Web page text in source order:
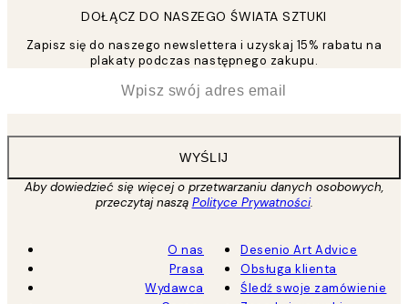
DOŁĄCZ DO NASZEGO ŚWIATA SZTUKI
Zapisz się do naszego newslettera i uzyskaj 15% rabatu na
plakaty podczas następnego zakupu.
WYŚLIJ
Aby dowiedzieć się więcej o przetwarzaniu danych osobowych,
przeczytaj naszą Polityce Prywatności.
O nas
Prasa
Wydawca
Desenio Art Advice
Obsługa klienta
Śledź swoje zamówienie